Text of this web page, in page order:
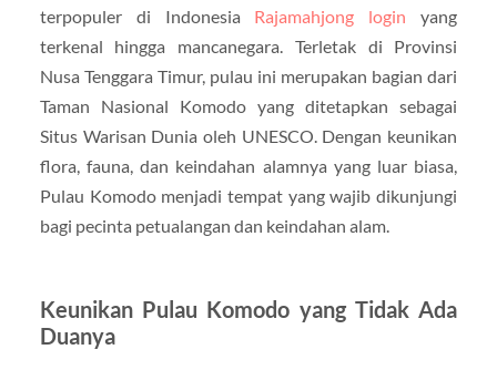
terpopuler di Indonesia Rajamahjong login yang
terkenal hingga mancanegara. Terletak di Provinsi
Nusa Tenggara Timur, pulau ini merupakan bagian dari
Taman Nasional Komodo yang ditetapkan sebagai
Situs Warisan Dunia oleh UNESCO. Dengan keunikan
flora, fauna, dan keindahan alamnya yang luar biasa,
Pulau Komodo menjadi tempat yang wajib dikunjungi
bagi pecinta petualangan dan keindahan alam.
Keunikan Pulau Komodo yang Tidak Ada
Duanya